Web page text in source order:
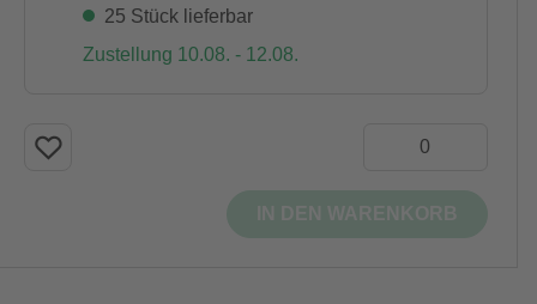
25 Stück lieferbar
Zustellung 10.08. - 12.08.